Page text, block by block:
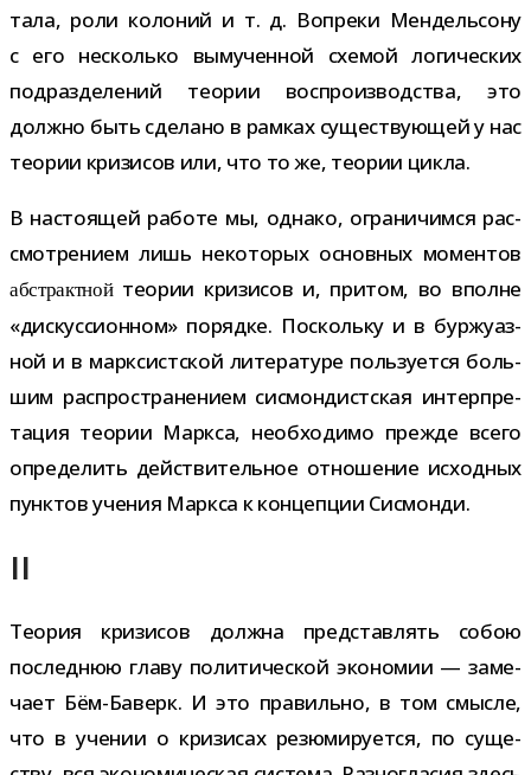
тала, роли коло­ний и т. д. Вопреки Мендельсону
с его несколько выму­чен­ной схе­мой логи­че­ских
под­раз­де­ле­ний тео­рии вос­про­из­вод­ства, это
должно быть сде­лано в рам­ках суще­ству­ю­щей у нас
тео­рии кри­зи­сов или, что то же, тео­рии цикла.
В насто­я­щей работе мы, однако, огра­ни­чимся рас­
смот­ре­нием лишь неко­то­рых основ­ных момен­тов
абстракт­нойтео­рии кри­зи­сов и, при­том, во вполне
«дис­кус­си­он­ном» порядке. Поскольку и в бур­жу­аз­
ной и в марк­сист­ской лите­ра­туре поль­зу­ется боль­
шим рас­про­стра­не­нием сис­мон­дист­ская интер­пре­
та­ция тео­рии Маркса, необ­хо­димо прежде всего
опре­де­лить дей­стви­тель­ное отно­ше­ние исход­ных
пунк­тов уче­ния Маркса к кон­цеп­ции Сисмонди.
II
Теория кри­зи­сов должна пред­став­лять собою
послед­нюю главу поли­ти­че­ской эко­но­мии — заме­
чает Бём-​Баверк. И это пра­вильно, в том смысле,
что в уче­нии о кри­зи­сах резю­ми­ру­ется, по суще­